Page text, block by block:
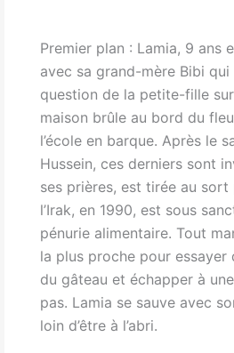
Premier plan : Lamia, 9 ans
avec sa grand-mère Bibi
question de la petite-fille
maison brûle au bord du
l’école en barque. Après le
Hussein, ces derniers sont
ses prières, est tirée au
l’Irak, en 1990, est sous
pénurie alimentaire. Tout
la plus proche pour essayer
du gâteau et échapper à
pas. Lamia se sauve avec
loin d’être à l’abri.